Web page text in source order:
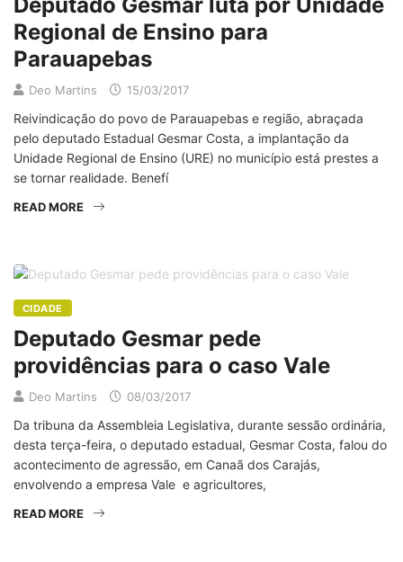
Regional de Ensino para
Parauapebas
Deo Martins 15/03/2017
Reivindicação do povo de Parauapebas e região, abraçada
pelo deputado Estadual Gesmar Costa, a implantação da
Unidade Regional de Ensino (URE) no município está prestes a
se tornar realidade. Benefí
READ MORE
CIDADE
Deputado Gesmar pede
providências para o caso Vale
Deo Martins 08/03/2017
Da tribuna da Assembleia Legislativa, durante sessão ordinária,
desta terça-feira, o deputado estadual, Gesmar Costa, falou do
acontecimento de agressão, em Canaã dos Carajás,
envolvendo a empresa Vale e agricultores,
READ MORE